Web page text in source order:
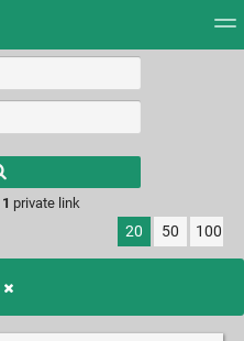
results.
1 private link
20 50 100